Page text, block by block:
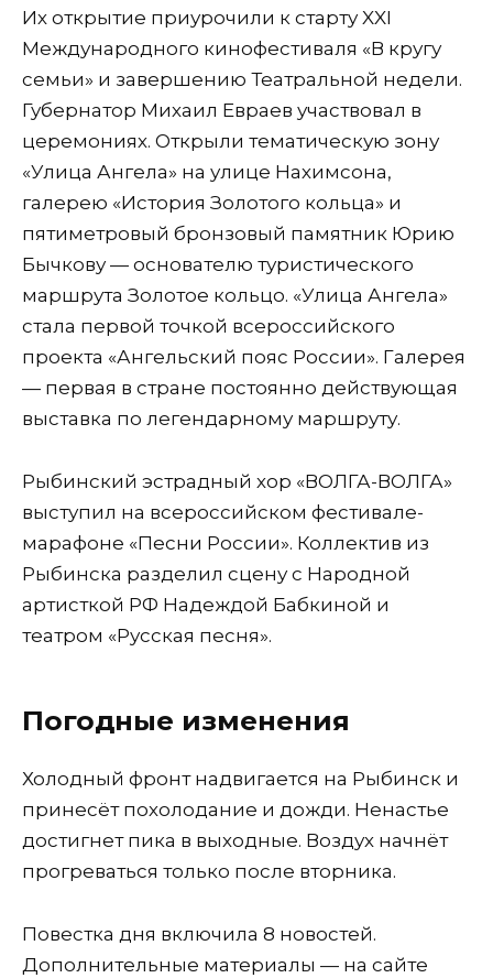
Их открытие приурочили к старту XXI
Международного кинофестиваля «В кругу
семьи» и завершению Театральной недели.
Губернатор Михаил Евраев участвовал в
церемониях. Открыли тематическую зону
«Улица Ангела» на улице Нахимсона,
галерею «История Золотого кольца» и
пятиметровый бронзовый памятник Юрию
Бычкову — основателю туристического
маршрута Золотое кольцо. «Улица Ангела»
стала первой точкой всероссийского
проекта «Ангельский пояс России». Галерея
— первая в стране постоянно действующая
выставка по легендарному маршруту.
Рыбинский эстрадный хор «ВОЛГА-ВОЛГА»
выступил на всероссийском фестивале-
марафоне «Песни России». Коллектив из
Рыбинска разделил сцену с Народной
артисткой РФ Надеждой Бабкиной и
театром «Русская песня».
Погодные изменения
Холодный фронт надвигается на Рыбинск и
принесёт похолодание и дожди. Ненастье
достигнет пика в выходные. Воздух начнёт
прогреваться только после вторника.
Повестка дня включила 8 новостей.
Дополнительные материалы — на сайте